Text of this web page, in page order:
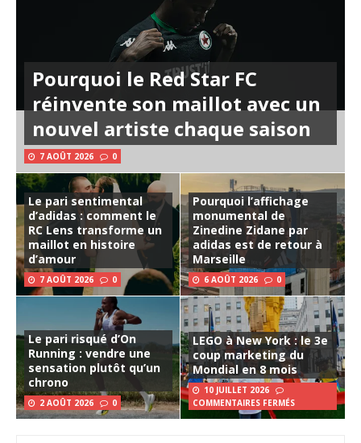
Pourquoi le Red Star FC
réinvente son maillot avec un
nouvel artiste chaque saison
7 AOÛT 2026 0
Le pari sentimental
d’adidas : comment le
RC Lens transforme un
maillot en histoire
d’amour
7 AOÛT 2026 0
Pourquoi l’affichage
monumental de
Zinedine Zidane par
adidas est de retour à
Marseille
6 AOÛT 2026 0
Le pari risqué d’On
Running : vendre une
sensation plutôt qu’un
chrono
2 AOÛT 2026 0
LEGO à New York : le 3e
coup marketing du
Mondial en 8 mois
10 JUILLET 2026
COMMENTAIRES FERMÉS